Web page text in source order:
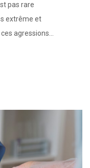
pas rare
extrême et
agressions…